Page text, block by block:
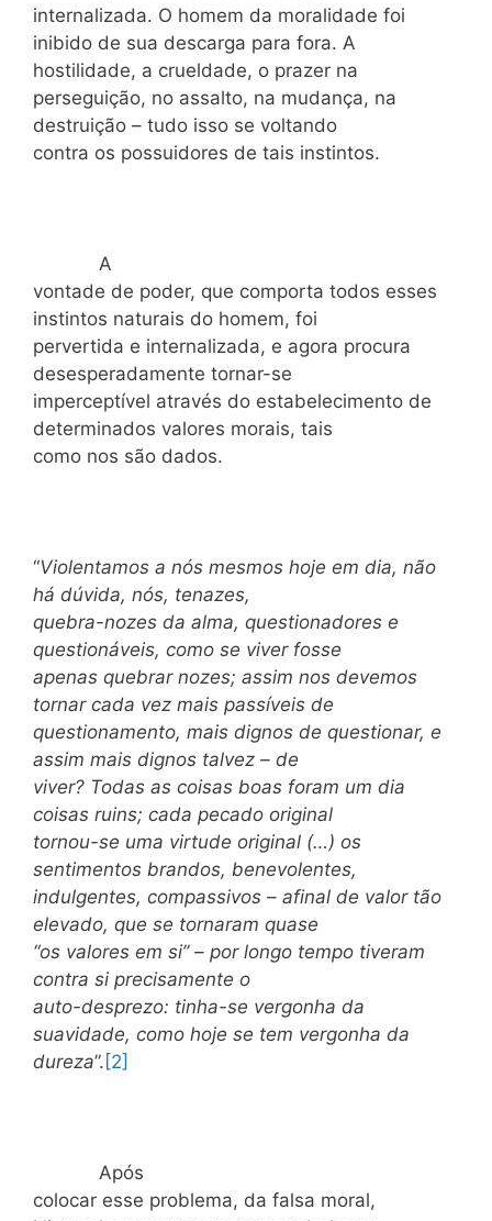
internalizada. O homem da moralidade foi
inibido de sua descarga para fora. A
hostilidade, a crueldade, o prazer na
perseguição, no assalto, na mudança, na
destruição – tudo isso se voltando
contra os possuidores de tais instintos.
A
vontade de poder, que comporta todos esses
instintos naturais do homem, foi
pervertida e internalizada, e agora procura
desesperadamente tornar-se
imperceptível através do estabelecimento de
determinados valores morais, tais
como nos são dados.
“Violentamos a nós mesmos hoje em dia, não
há dúvida, nós, tenazes,
quebra-nozes da alma, questionadores e
questionáveis, como se viver fosse
apenas quebrar nozes; assim nos devemos
tornar cada vez mais passíveis de
questionamento, mais dignos de questionar, e
assim mais dignos talvez – de
viver? Todas as coisas boas foram um dia
coisas ruins; cada pecado original
tornou-se uma virtude original (…) os
sentimentos brandos, benevolentes,
indulgentes, compassivos – afinal de valor tão
elevado, que se tornaram quase
“os valores em si” – por longo tempo tiveram
contra si precisamente o
auto-desprezo: tinha-se vergonha da
suavidade, como hoje se tem vergonha da
dureza”. [2]
Após
colocar esse problema, da falsa moral,